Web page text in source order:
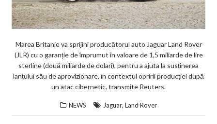
Marea Britanie va sprijini producătorul auto Jaguar Land Rover
(JLR) cu o garanție de împrumut în valoare de 1,5 miliarde de lire
sterline (două miliarde de dolari), pentru a ajuta la susținerea
lanțului său de aprovizionare, în contextul opririi producției după
un atac cibernetic, transmite Reuters.
NEWS Jaguar, Land Rover